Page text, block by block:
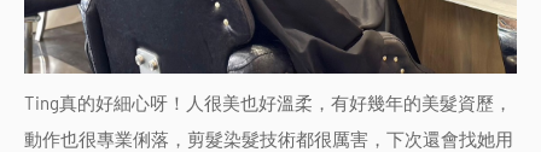
Ting真的好細心呀！人很美也好溫柔，有好幾年的美髮資歷，
動作也很專業俐落，剪髮染髮技術都很厲害，下次還會找她用